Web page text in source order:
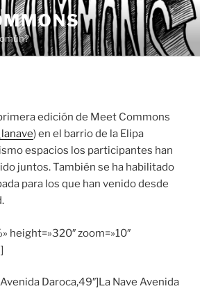
edición de Meet Commons
) en el barrio de la Elipa
espacios los participantes han
juntos. También se ha habilitado
para los que han venido desde
height=»320″ zoom=»10″
Daroca,49″]La Nave Avenida